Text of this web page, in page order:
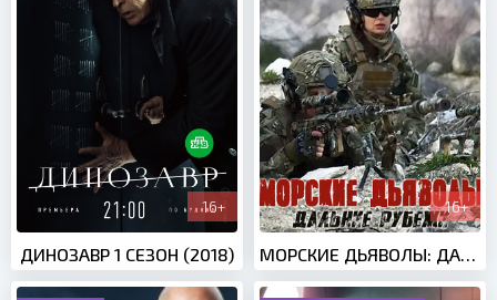
16+
ДИНОЗАВР 1 СЕЗОН (2018)
16+